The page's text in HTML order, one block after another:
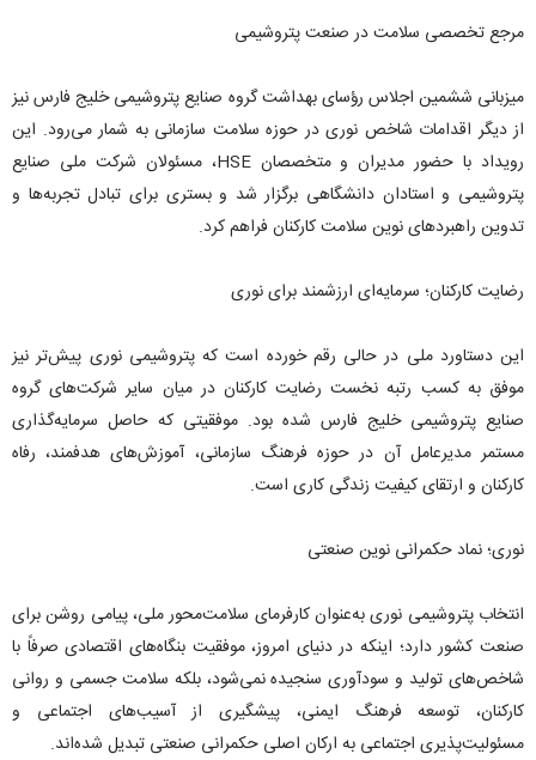
مرجع تخصصی سلامت در صنعت پتروشیمی
میزبانی ششمین اجلاس رؤسای بهداشت گروه صنایع پتروشیمی خلیج فارس نیز
از دیگر اقدامات شاخص نوری در حوزه سلامت سازمانی به شمار می‌رود. این
رویداد با حضور مدیران و متخصصان HSE، مسئولان شرکت ملی صنایع
پتروشیمی و استادان دانشگاهی برگزار شد و بستری برای تبادل تجربه‌ها و
تدوین راهبردهای نوین سلامت کارکنان فراهم کرد.
رضایت کارکنان؛ سرمایه‌ای ارزشمند برای نوری
این دستاورد ملی در حالی رقم خورده است که پتروشیمی نوری پیش‌تر نیز
موفق به کسب رتبه نخست رضایت کارکنان در میان سایر شرکت‌های گروه
صنایع پتروشیمی خلیج فارس شده بود. موفقیتی که حاصل سرمایه‌گذاری
مستمر مدیرعامل آن در حوزه فرهنگ سازمانی، آموزش‌های هدفمند، رفاه
کارکنان و ارتقای کیفیت زندگی کاری است.
نوری؛ نماد حکمرانی نوین صنعتی
انتخاب پتروشیمی نوری به‌عنوان کارفرمای سلامت‌محور ملی، پیامی روشن برای
صنعت کشور دارد؛ اینکه در دنیای امروز، موفقیت بنگاه‌های اقتصادی صرفاً با
شاخص‌های تولید و سودآوری سنجیده نمی‌شود، بلکه سلامت جسمی و روانی
کارکنان، توسعه فرهنگ ایمنی، پیشگیری از آسیب‌های اجتماعی و
مسئولیت‌پذیری اجتماعی به ارکان اصلی حکمرانی صنعتی تبدیل شده‌اند.